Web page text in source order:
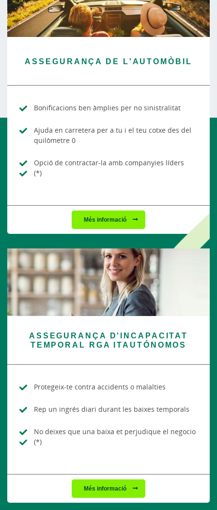
ASSEGURANÇA DE L'AUTOMÒBIL
Bonificacions ben àmplies per no sinistralitat
Ajuda en carretera per a tu i el teu cotxe des del
quilòmetre 0
Opció de contractar-la amb companyies líders
(*)
Més informació
ASSEGURANÇA D'INCAPACITAT
TEMPORAL RGA ITAUTÓNOMOS
Protegeix-te contra accidents o malalties
Rep un ingrés diari durant les baixes temporals
No deixes que una baixa et perjudique el negocio
(*)
Més informació